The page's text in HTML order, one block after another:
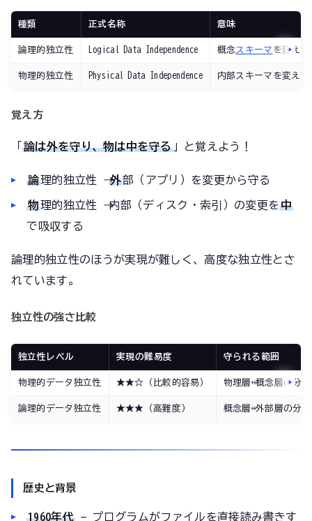
種類 正式名称 意味
論理的独立性 Logical Data Independence 概念スキーマ を変え
物理的独立性 Physical Data Independence 内部スキーマを変え
覚え方
「論は外を守り、物は中を守る」と覚えよう！
論理的独立性 →外部（アプリ）を変更から守る
物理的独立性 → 内部（ディスク・索引）の変更を中
で吸収する
論理的独立性のほうが実現が難しく、高度な独立性とさ
れています。
独立性の強さ比較
独立性レベル 実現の難易度 守られる範囲
物理的データ独立性 ★★☆（比較的容易） 物理層↔概念層の分離
論理的データ独立性 ★★★（高難度） 概念層↔外部層の分離
歴史と背景
1960年代— プログラムがファイルを直接読み書きす